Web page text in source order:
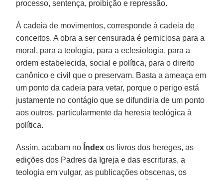
processo, sentença, proibição e repressão.
À cadeia de movimentos, corresponde à cadeia de
conceitos. A obra a ser censurada é perniciosa para a
moral, para a teologia, para a eclesiologia, para a
ordem estabelecida, social e política, para o direito
canônico e civil que o preservam. Basta a ameaça em
um ponto da cadeia para vetar, porque o perigo está
justamente no contágio que se difundiria de um ponto
aos outros, particularmente da heresia teológica à
política.
Assim, acabam no Índex os livros dos hereges, as
edições dos Padres da Igreja e das escrituras, a
teologia em vulgar, as publicações obscenas, os